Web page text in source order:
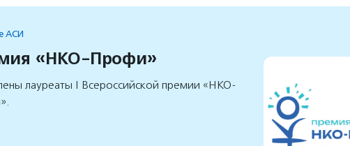
АСИ
«НКО-Профи»
лауреаты I Всероссийской премии «НКО-